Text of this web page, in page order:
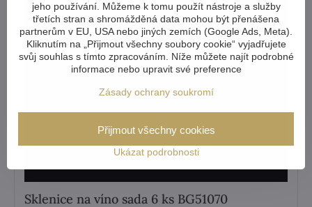
Sklenice na víno sada 6 ks BG51070
jeho používání. Můžeme k tomu použít nástroje a služby
třetích stran a shromážděná data mohou být přenášena
partnerům v EU, USA nebo jiných zemích (Google Ads, Meta).
Kliknutím na „Přijmout všechny soubory cookie“ vyjadřujete
svůj souhlas s tímto zpracováním. Níže můžete najít podrobné
informace nebo upravit své preference
Zásady ochrany soukromí
Ukázat podrobnosti
Přijmout všechny cookies